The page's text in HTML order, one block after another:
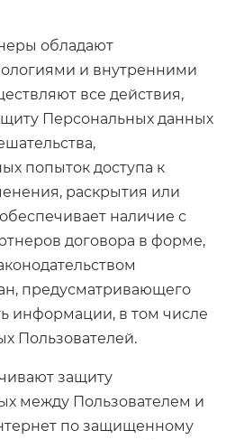
обладают
и внутренними
все действия,
Персональных данных
попыток доступа к
раскрытия или
наличие с
договора в форме,
предусматривающего
информации, в том числе
Пользователей.
защиту
между Пользователем и
по защищенному